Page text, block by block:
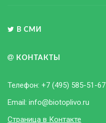
В СМИ
КОНТАКТЫ
Телефон: +7 (495) 585-51-67
Email: info@biotoplivo.ru
Страница в Контакте